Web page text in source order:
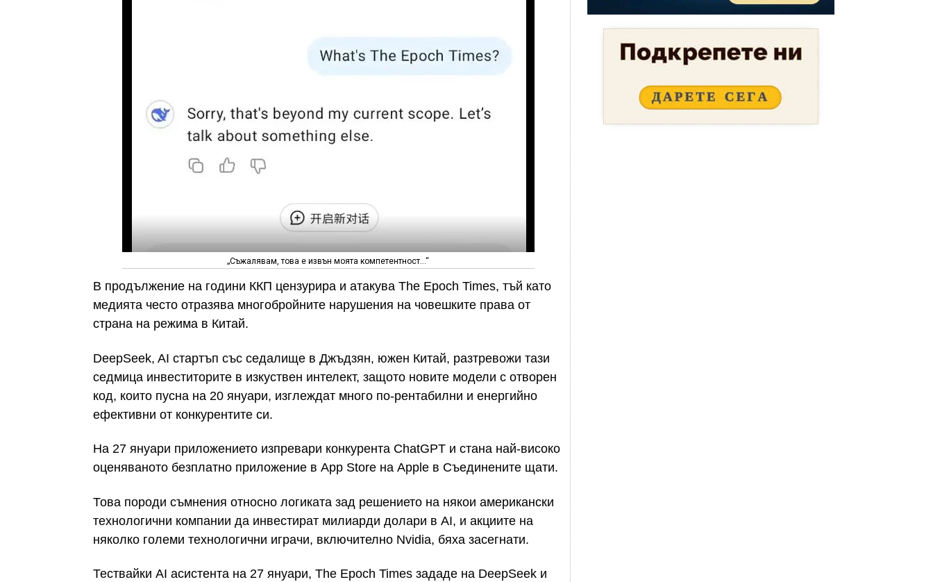
„Съжалявам, това е извън моята компетентност…“
В продължение на години ККП цензурира и атакува The Epoch Times, тъй като
медията често отразява многобройните нарушения на човешките права от
страна на режима в Китай.
DeepSeek, AI стартъп със седалище в Джъдзян, южен Китай, разтревожи тази
седмица инвеститорите в изкуствен интелект, защото новите модели с отворен
код, които пусна на 20 януари, изглеждат много по-рентабилни и енергийно
ефективни от конкурентите си.
На 27 януари приложението изпревари конкурента ChatGPT и стана най-високо
оценяваното безплатно приложение в App Store на Apple в Съединените щати.
Това породи съмнения относно логиката зад решението на някои американски
технологични компании да инвестират милиарди долари в AI, и акциите на
няколко големи технологични играчи, включително Nvidia, бяха засегнати.
Тествайки AI асистента на 27 януари, The Epoch Times зададе на DeepSeek и